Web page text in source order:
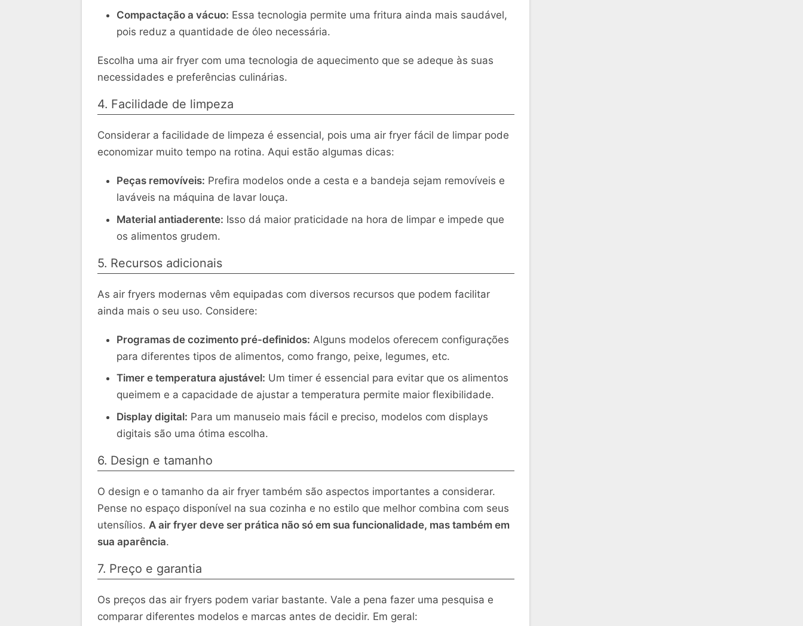
Compactação a vácuo: Essa tecnologia permite uma fritura ainda mais saudável,
pois reduz a quantidade de óleo necessária.
Escolha uma air fryer com uma tecnologia de aquecimento que se adeque às suas
necessidades e preferências culinárias.
4. Facilidade de limpeza
Considerar a facilidade de limpeza é essencial, pois uma air fryer fácil de limpar pode
economizar muito tempo na rotina. Aqui estão algumas dicas:
Peças removíveis: Prefira modelos onde a cesta e a bandeja sejam removíveis e
laváveis na máquina de lavar louça.
Material antiaderente: Isso dá maior praticidade na hora de limpar e impede que
os alimentos grudem.
5. Recursos adicionais
As air fryers modernas vêm equipadas com diversos recursos que podem facilitar
ainda mais o seu uso. Considere:
Programas de cozimento pré-definidos: Alguns modelos oferecem configurações
para diferentes tipos de alimentos, como frango, peixe, legumes, etc.
Timer e temperatura ajustável: Um timer é essencial para evitar que os alimentos
queimem e a capacidade de ajustar a temperatura permite maior flexibilidade.
Display digital: Para um manuseio mais fácil e preciso, modelos com displays
digitais são uma ótima escolha.
6. Design e tamanho
O design e o tamanho da air fryer também são aspectos importantes a considerar.
Pense no espaço disponível na sua cozinha e no estilo que melhor combina com seus
utensílios. A air fryer deve ser prática não só em sua funcionalidade, mas também em
sua aparência.
7. Preço e garantia
Os preços das air fryers podem variar bastante. Vale a pena fazer uma pesquisa e
comparar diferentes modelos e marcas antes de decidir. Em geral: